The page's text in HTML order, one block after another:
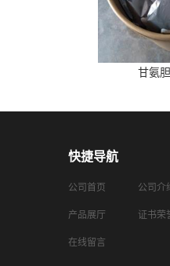
甘氨
快捷导航
公司首页 公司介
产品展厅 证书荣
在线留言